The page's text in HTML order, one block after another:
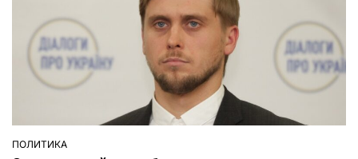
ОПУБЛІКУВАТИ
ПОЛИТИКА